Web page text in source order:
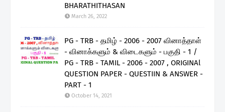
BHARATHITHASAN
March 26, 2022
PG - TRB - தமிழ் - 2006 - 2007 வினாத்தாள்
- வினாக்களும் & விடைகளும் - பகுதி - 1 /
PG - TRB - TAMIL - 2006 - 2007 , ORIGINAl
QUESTION PAPER - QUESTIIN & ANSWER -
PART - 1
October 14, 2021